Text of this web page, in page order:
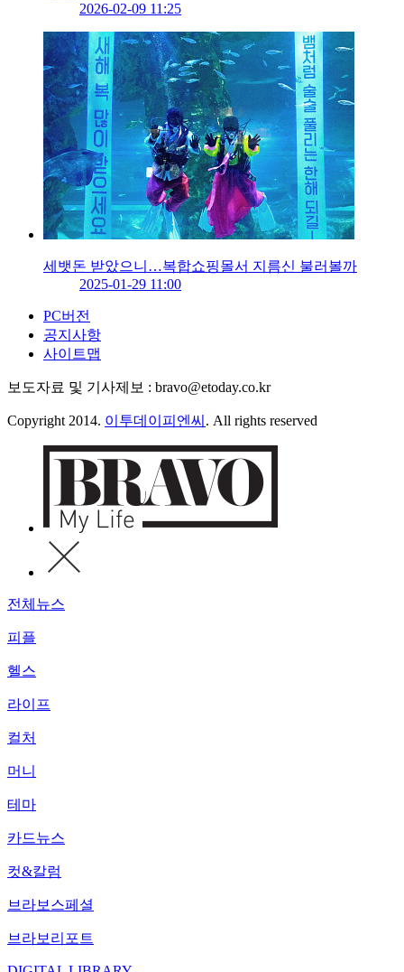
2026-02-09 11:25
세뱃돈 받았으니…복합쇼핑몰서 지름신 불러볼까
2025-01-29 11:00
PC버전
공지사항
사이트맵
보도자료 및 기사제보 : bravo@etoday.co.kr
Copyright 2014. 이투데이피엔씨 . All rights reserved
전체뉴스
피플
헬스
라이프
컬처
머니
테마
카드뉴스
컷&칼럼
브라보스페셜
브라보리포트